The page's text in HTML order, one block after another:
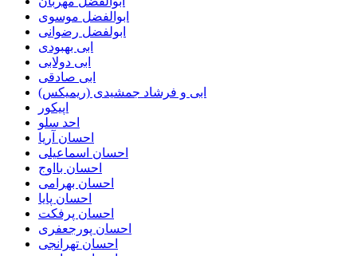
ابوالفضل موسوی
ابولفضل رضوانی
ابی بهبودی
ابی دولابی
ابی صادقی
ابی و فرشاد جمشیدی (ریمیکس)
اپیکور
احد سلو
احسان آریا
احسان اسماعیلی
احسان بااوج
احسان بهرامی
احسان پایا
احسان پرفکت
احسان پورجعفری
احسان تهرانجی